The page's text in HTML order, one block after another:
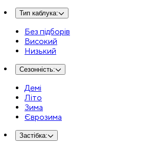
Тип каблука:
Без підборів
Високий
Низький
Сезонність:
Демі
Літо
Зима
Єврозима
Застібка: